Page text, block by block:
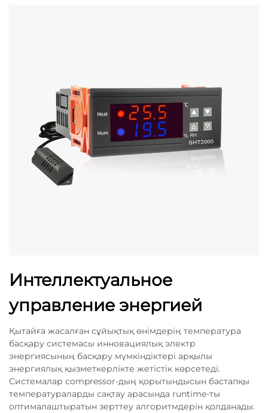
Интеллектуальное
управление энергией
Қытайға жасалған сұйықтық өнімдерің температура
басқару системасы инновациялық электр
энергиясының басқару мүмкіндіктері арқылы
энергиялық қызметкерлікте жетістік көрсетеді.
Системалар compressor-дың қорытындысын бастапқы
температураларды сақтау арасында runtime-ты
оптималаштыратын зерттеу алгоритмдерін қолданады.